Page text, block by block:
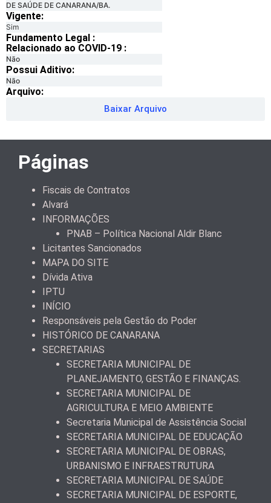
DE SAÚDE DE CANARANA/BA.
Vigente:
Sim
Fundamento Legal :​
Relacionado ao COVID-19 :​
Não
Possui Aditivo:​
Não
Arquivo:
Baixar Arquivo
Páginas
Fiscais de Contratos
Alvará
INFORMAÇÕES
PNAB – Política Nacional Aldir Blanc
Licitantes Sancionados
MAPA DO SITE
Dívida Ativa
IPTU
INÍCIO
Responsáveis pela Gestão do Poder
HISTÓRICO DE CANARANA
SECRETARIAS
SECRETARIA MUNICIPAL DE
PLANEJAMENTO, GESTÃO E FINANÇAS.
SECRETARIA MUNICIPAL DE
AGRICULTURA E MEIO AMBIENTE
Secretaria Municipal de Assistência Social
SECRETARIA MUNICIPAL DE EDUCAÇÃO
SECRETARIA MUNICIPAL DE OBRAS,
URBANISMO E INFRAESTRUTURA
SECRETARIA MUNICIPAL DE SAÚDE
SECRETARIA MUNICIPAL DE ESPORTE,